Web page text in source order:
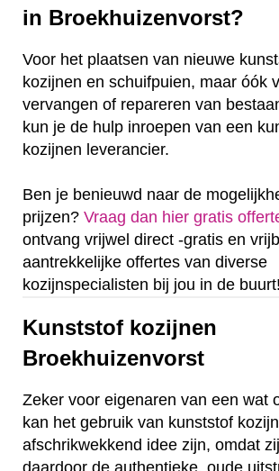
in Broekhuizenvorst?
Voor het plaatsen van nieuwe
kozijnen en schuifpuien, maar óók
vervangen of repareren van
kun je de hulp inroepen van een
kozijnen leverancier.
Ben je benieuwd naar de
prijzen? Vraag dan hier gratis
ontvang vrijwel direct -gratis en
aantrekkelijke offertes van diverse
kozijnspecialisten bij jou in de buurt!
Kunststof kozijnen
Broekhuizenvorst
Zeker voor eigenaren van een wat
kan het gebruik van kunststof
afschrikwekkend idee zijn, omdat